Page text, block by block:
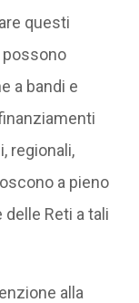
questi
possono
a bandi e
regionali,
a pieno
Reti a tali
alla